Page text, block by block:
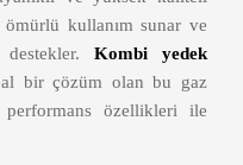
kullanım sunar ve
destekler.Kombi yedek
bir çözüm olan bu gaz
özellikleri ile